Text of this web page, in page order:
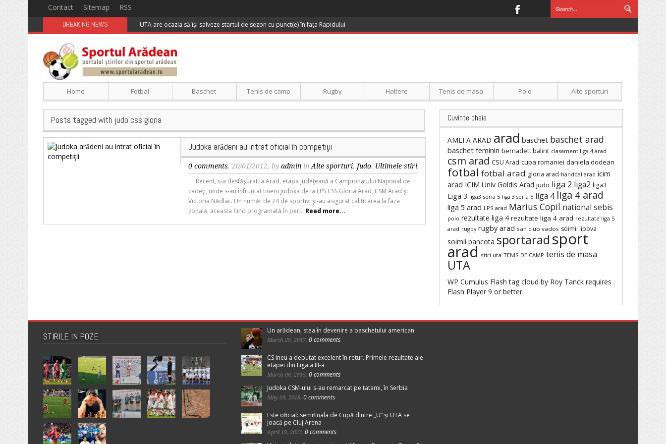
Contact Sitemap RSS
BREAKING NEWS UTA are ocazia să își salveze startul de sezon cu punct(e) în fața Rapidului
Home Fotbal Baschet Tenis de camp Rugby Haltere Tenis de masa Polo Alte sporturi
Posts tagged with judo css gloria
Judoka arădeni au intrat oficial în competiţii
0 comments, 20/01/2012, byadmin inAlte sporturi, Judo, Ultimele stiri
Recent, s-a desfăşurat la Arad, etapa judeţeană a Campionatului Naţional de
cadeţi, unde s-au înfruntat tinerii judoka de la LPS CSS Gloria Arad, CSM Arad şi
Victoria Nădlac. Un număr de 24 de sportivi şi-au asigurat calificarea la faza
zonală, aceasta fiind programată în per... Read more...
Cuvinte cheie
AMEFA ARAD arad baschet baschet arad
baschet feminin bernadett balint clasament liga 4 arad
csm arad CSU Arad cupa romaniei daniela dodean
fotbal fotbal arad gloria arad handbal arad icim
arad ICIM Univ Goldis Arad judo liga 2 liga2 liga3
Liga 3 liga3 seria 5 liga 3 seria 5 liga 4 liga 4 arad
liga 5 arad LPS arad Marius Copil national sebis
polo rezultate liga 4 rezultate liga 4 arad rezultate liga 5
arad rugby rugby arad sah club vados soimii lipova
soimii pancota sportarad sport
arad stiri uta TENIS DE CAMP tenis de masa
UTA
WP Cumulus Flash tag cloud by Roy Tanck requires
Flash Player 9 or better.
STIRILE IN POZE
Un arădean, stea în devenire a baschetului american
March 29, 2017, 0 comments
CS Ineu a debutat excelent în retur. Primele rezultate ale
etapei din Liga a III-a
March 06, 2015, 0 comments
Judoka CSM-ului s-au remarcat pe tatami, în Serbia
May 09, 2018, 0 comments
Este oficial: semifinala de Cupă dintre „U” și UTA se
joacă pe Cluj Arena
April 19, 2023, 0 comments